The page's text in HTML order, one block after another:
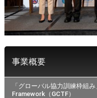
事業概要
「グローバル協力訓練枠組
Framework（GCTF）